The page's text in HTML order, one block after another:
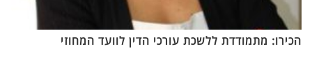
הכירו: מתמודדת ללשכת עורכי הדין לוועד המחוזי